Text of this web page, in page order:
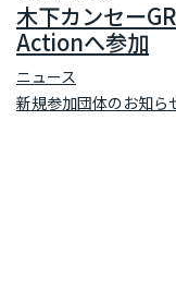
木下カンセー
Actionへ参加
ニュース
新規参加団体のお知ら